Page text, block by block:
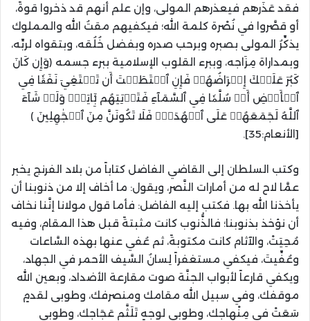
فقد عَذَرهم فيعذرهم المولى، وإن علم أنهم قد ذخروا قوةً،
أو قصَّروا في نُصْرة كلمة الله؛ فيكفيهم مقتُ الله والمملوك
يذكِّرُ المولى بصبره وبرحب صدره وبفضل خُلُقه، وبتقواه لربِّه،
وبمداراة مِزَاجه، وببرء القلوب الإسلامية ببرء جسمه ﴿وَإِن كَانَ
كَبُرَ عَلَيۡكَ إِعۡرَاضُهُمۡ فَإِنِ ٱسۡتَطَعۡتَ أَن تَبۡتَغِيَ نَفَقٗا فِي
ٱلۡأَرۡضِ أَوۡ سُلَّمٗا فِي ٱلسَّمَآءِ فَتَأۡتِيَهُم بِ‍َٔايَةٖۚ وَلَوۡ شَآءَ
ٱللَّهُ لَجَمَعَهُمۡ عَلَى ٱلۡهُدَىٰۚ فَلَا تَكُونَنَّ مِنَ ٱلۡجَٰهِلِينَ ﴾
[ الأنعام:35]
.
وكتب السلطان إلى القاضي الفاضل كتاباً من بلاد الفرنج يخبر
عمَّا لاح له من أمارات النَّصر، ويقول: ما أخاف إلا من ذنوبنا أن
يأخذنا الله بها. فكتب إليه الفاضل: فأما قول مولانا إنَّنا نخاف
أن نؤخذ بذنوبنا؛ فالذُّنوب كانت مثبتةً قبل هذا المقام، وفيه
مُحِيَتْ، والآثام كانت مكتوبةً، ثم عُفي عنها بهذه السَّاعات
وعُفِّيتَ، فيكفي مستغفراً لِسانُ السَّيف الأحمر في الجهاد،
ويكفي قارعاً لأبواب الجنَّة صوت مقارعة الأضداد، وبعين الله
موقفك، وفي سبيل الله مقامك ومنصرفك، وطوبى لقدمٍ
سَعَتْ في مِنْهاجك، وطوبى لوجهٍ تَلَثَّم عَجَاجك، وطوبى